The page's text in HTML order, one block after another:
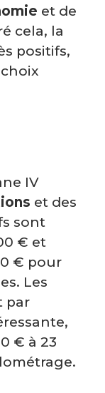
et de
cela, la
positifs,
IV
et des
sont
€ et
€ pour
Les
par
€ à 23